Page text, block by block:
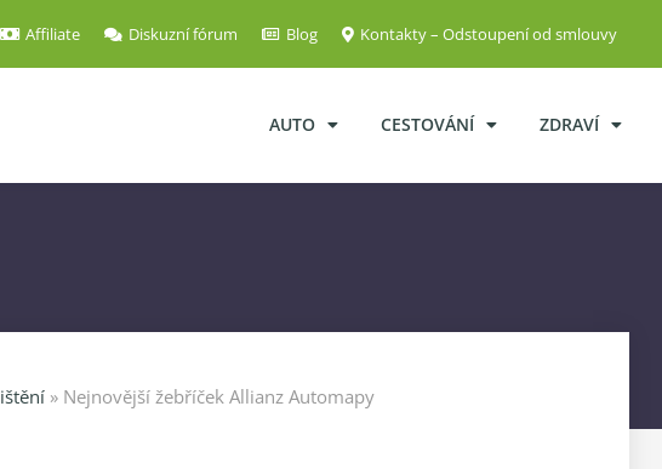
Affiliate Diskuzní fórum Blog Kontakty – Odstoupení od smlouvy
AUTO CESTOVÁNÍ ZDRAVÍ
» Nejnovější žebříček Allianz Automapy